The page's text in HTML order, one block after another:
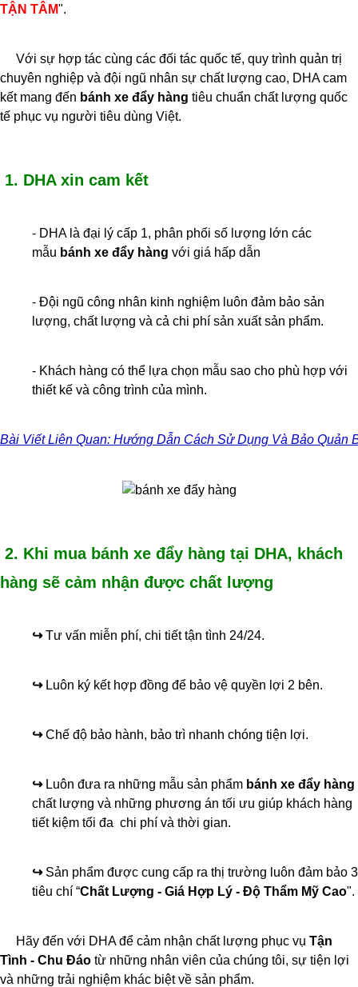
TẬN TÂM".
Với sự hợp tác cùng các đối tác quốc tế, quy trình quản trị
chuyên nghiệp và đội ngũ nhân sự chất lượng cao, DHA cam
kết mang đến bánh xe đẩy hàng tiêu chuẩn chất lượng quốc
tế phục vụ người tiêu dùng Việt.
1. DHA xin cam kết
- DHA là đại lý cấp 1, phân phối số lượng lớn các
mẫu bánh xe đẩy hàng với giá hấp dẫn
- Đội ngũ công nhân kinh nghiệm luôn đảm bảo sản
lượng, chất lượng và cả chi phí sản xuất sản phẩm.
- Khách hàng có thể lựa chọn mẫu sao cho phù hợp với
thiết kế và công trình của mình.
Bài Viết Liên Quan: Hướng Dẫn Cách Sử Dụng Và Bảo Quản
2. Khi mua bánh xe đẩy hàng tại DHA, khách
hàng sẽ cảm nhận được chất lượng
↪Tư vấn miễn phí, chi tiết tận tình 24/24.
↪ Luôn ký kết hợp đồng để bảo vệ quyền lợi 2 bên.
↪Chế độ bảo hành, bảo trì nhanh chóng tiện lợi.
↪ Luôn đưa ra những mẫu sản phẩm bánh xe đẩy hàng
chất lượng và những phương án tối ưu giúp khách hàng
tiết kiệm tối đa chi phí và thời gian.
↪ Sản phẩm được cung cấp ra thị trường luôn đảm bảo 3
tiêu chí “Chất Lượng - Giá Hợp Lý - Độ Thẩm Mỹ Cao".
Hãy đến với DHA để cảm nhận chất lượng phục vụ Tận
Tình - Chu Đáo từ những nhân viên của chúng tôi, sự tiện lợi
và những trải nghiệm khác biệt về sản phẩm.